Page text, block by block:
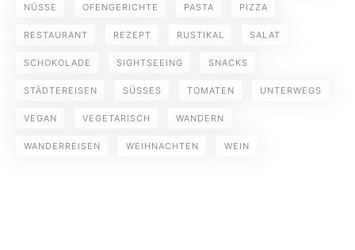
NÜSSE OFENGERICHTE PASTA PIZZA
RESTAURANT REZEPT RUSTIKAL SALAT
SCHOKOLADE SIGHTSEEING SNACKS
STÄDTEREISEN SÜSSES TOMATEN UNTERWEGS
VEGAN VEGETARISCH WANDERN
WANDERREISEN WEIHNACHTEN WEIN